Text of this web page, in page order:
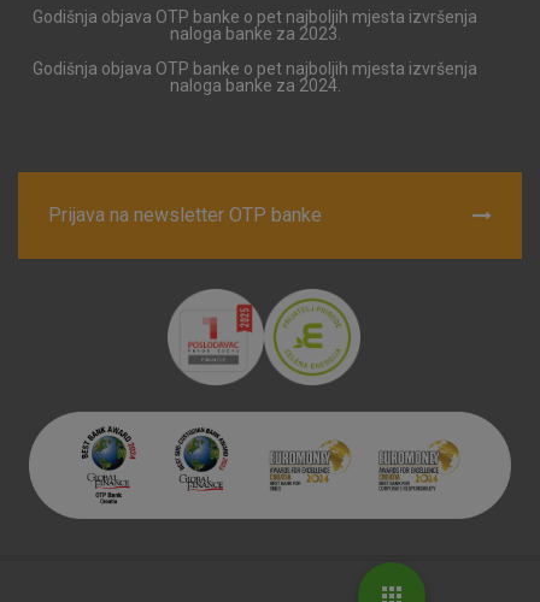
Godišnja objava OTP banke o pet najboljih mjesta izvršenja
naloga banke za 2023.
Godišnja objava OTP banke o pet najboljih mjesta izvršenja
naloga banke za 2024.
Prijava na newsletter OTP banke